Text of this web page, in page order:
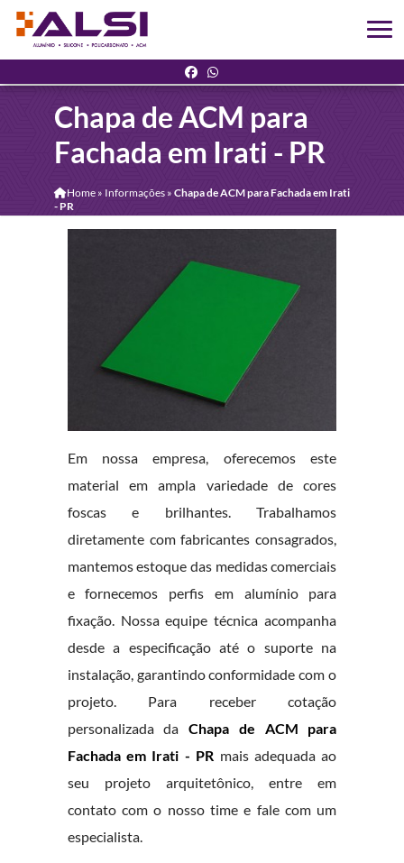
Chapa de ACM para
Fachada em Irati - PR
Home» Informações » Chapa de ACM para Fachada em Irati
- PR
Em nossa empresa, oferecemos este
material em ampla variedade de cores
foscas e brilhantes. Trabalhamos
diretamente com fabricantes consagrados,
mantemos estoque das medidas comerciais
e fornecemos perfis em alumínio para
fixação. Nossa equipe técnica acompanha
desde a especificação até o suporte na
instalação, garantindo conformidade com o
projeto. Para receber cotação
personalizada daChapa de ACM para
Fachada em Irati - PR mais adequada ao
seu projeto arquitetônico, entre em
contato com o nosso time e fale com um
especialista.